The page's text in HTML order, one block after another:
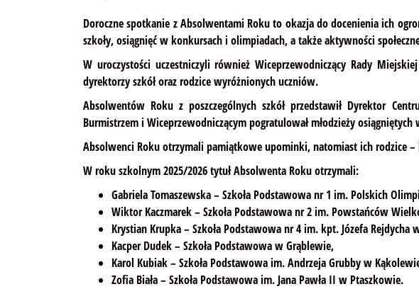
Doroczne spotkanie z Absolwentami Roku to okazja do docenienia ich
szkoły, osiągnięć w konkursach i olimpiadach, a także aktywności
W uroczystości uczestniczyli również Wiceprzewodniczący Rady
dyrektorzy szkół oraz rodzice wyróżnionych uczniów.
Absolwentów Roku z poszczególnych szkół przedstawił Dyrektor
Burmistrzem i Wiceprzewodniczącym pogratulował młodzieży
Absolwenci Roku otrzymali pamiątkowe upominki, natomiast ich rodzice
W roku szkolnym 2025/2026 tytuł Absolwenta Roku otrzymali:
Gabriela Tomaszewska – Szkoła Podstawowa nr 1 im. Polskich
Wiktor Kaczmarek – Szkoła Podstawowa nr 2 im. Powstańców
Krystian Krupka – Szkoła Podstawowa nr 4 im. kpt. Józefa
Kacper Dudek – Szkoła Podstawowa w Grąblewie,
Karol Kubiak – Szkoła Podstawowa im. Andrzeja Grubby w
Zofia Biała – Szkoła Podstawowa im. Jana Pawła II w Ptaszkowie.